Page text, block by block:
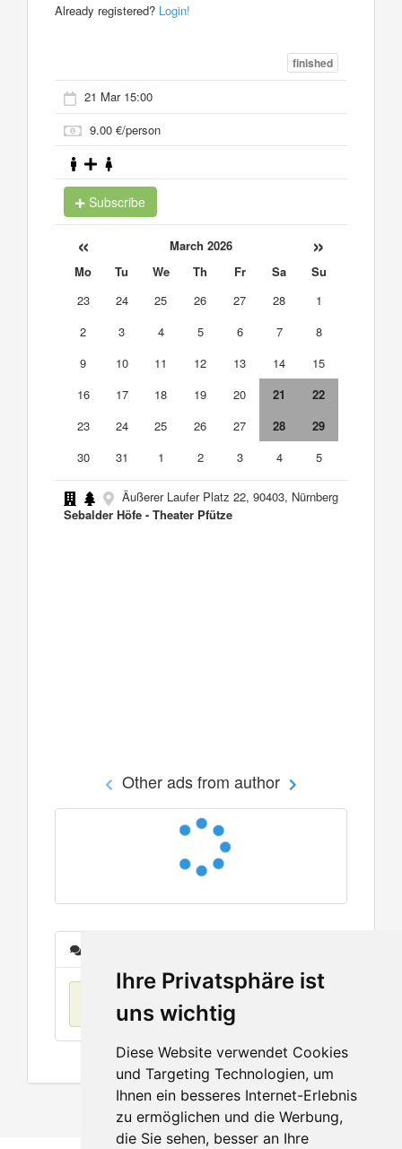
Ihre Privatsphäre ist
uns wichtig
Diese Website verwendet Cookies
und Targeting Technologien, um
Ihnen ein besseres Internet-Erlebnis
zu ermöglichen und die Werbung,
die Sie sehen, besser an Ihre
Already registered? Login!
finished
21 Mar 15:00
9.00 €/person
Subscribe
« March 2026 »
Mo Tu We Th Fr Sa
Su
23
24 25 26 27 28
1
2
3 4 5 6 7
8
9
10 11 12 13 14
15
16
17 18 19 20 21
22
23
24 25 26 27 28
29
30
31 1 2 3 4 5
Äußerer Laufer Platz 22, 90403, Nürnberg
Sebalder Höfe - Theater Pfütze
Other ads from author
No items found